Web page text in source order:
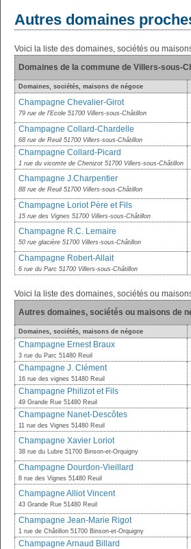
Autres domaines
Voici la liste des domaines, sociétés ou
Domaines de la commune de Villers-sous-
Domaines, sociétés, maisons de négoce
Champagne Chevalier-Girot
79 rue de l'Ecole 51700 Villers-sous-Châtillon
Champagne Collard-Chardelle
68 rue de Reuil 51700 Villers-sous-Châtillon
Champagne Collard-Picard
1 rue du vicomte de Chenizot 51700 Villers-sous-Châtillon
Champagne J.Charpentier
88 rue de Reuil 51700 Villers-sous-Châtillon
Champagne Loriot Père et Fils
15 rue des Vignes 51700 Villers-sous-Châtillon
Champagne R.C. Lemaire
50 rue glacière 51700 Villers-sous-Châtillon
Champagne Robert-Allait
6 rue du Parc 51700 Villers-sous-Châtillon
Voici la liste des domaines, sociétés ou
Autres domaines, sociétés ou maisons de
Domaines, sociétés, maisons de négoce
Champagne Ernest Braux
3 rue du Parc 51480 Reuil
Champagne J. Clément
16 rue des vignes 51480 Reuil
Champagne Philizot et Fils
49 Grande Rue 51480 Reuil
Champagne Nanet-Descôtes
11 rue des Vignes 51480 Reuil
Champagne Xavier Loriot
38 rue du Lubre 51700 Binson-et-Orquigny
Champagne Dourdon-Vieillard
8 rue des Vignes 51480 Reuil
Champagne Alliot Vincent
43 Grande Rue 51480 Reuil
Champagne Jean-Marie Rigot
1 rue de Châtillon 51700 Binson-et-Orquigny
Champagne Arnaud Billard